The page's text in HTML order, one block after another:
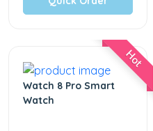
Hot
Watch 8 Pro Smart
Watch